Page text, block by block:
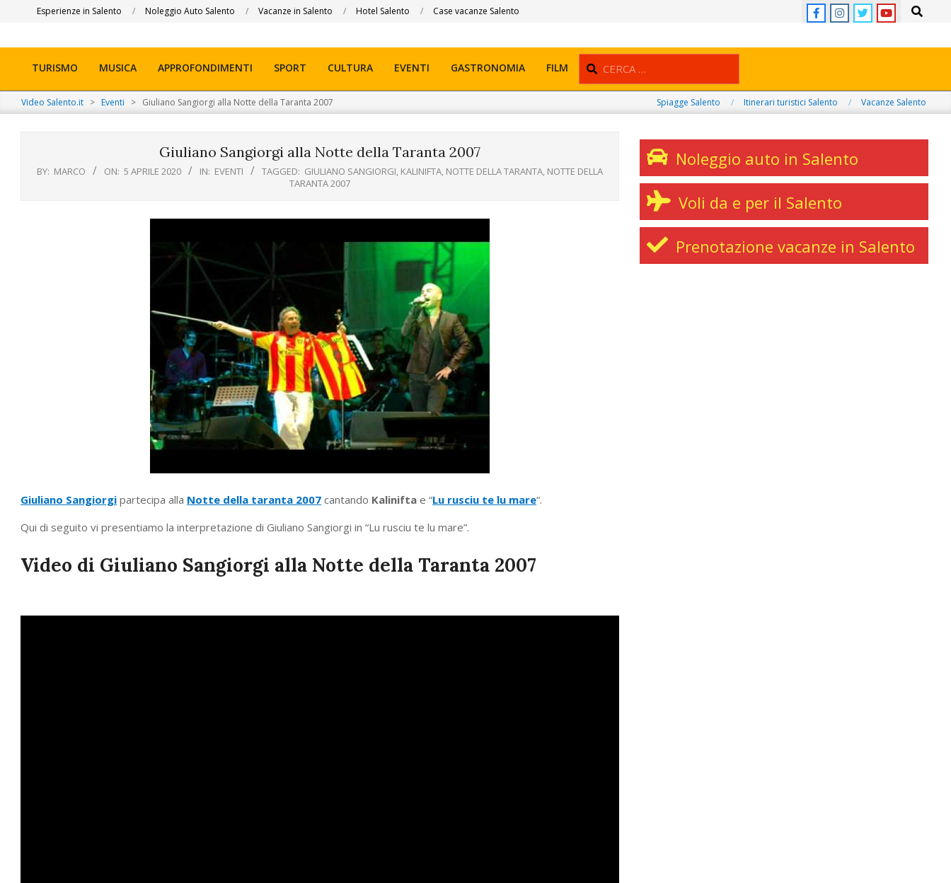
Esperienze in Salento Noleggio Auto Salento Vacanze in Salento Hotel Salento Case vacanze Salento Search
Navigation
Menu
TURISMO MUSICA APPROFONDIMENTI SPORT CULTURA EVENTI GASTRONOMIA FILM Search
Video Salento.it > Eventi > Giuliano Sangiorgi alla Notte della Taranta 2007 Spiagge Salento Itinerari turistici Salento Vacanze Salento
Giuliano Sangiorgi alla Notte della Taranta 2007
BY: MARCO ON: 5 APRILE 2020 IN: EVENTI TAGGED: GIULIANO SANGIORGI, KALINIFTA, NOTTE DELLA TARANTA, NOTTE DELLA
TARANTA 2007
Giuliano Sangiorgi partecipa alla Notte della taranta 2007 cantando Kalinifta e “Lu rusciu te lu mare“.
Qui di seguito vi presentiamo la interpretazione di Giuliano Sangiorgi in “Lu rusciu te lu mare”.
Video di Giuliano Sangiorgi alla Notte della Taranta 2007
Noleggio auto in Salento
Voli da e per il Salento
Prenotazione vacanze in Salento